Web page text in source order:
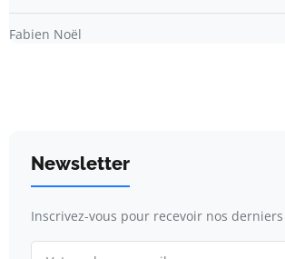
Fabien Noël
Newsletter
Inscrivez-vous pour recevoir nos